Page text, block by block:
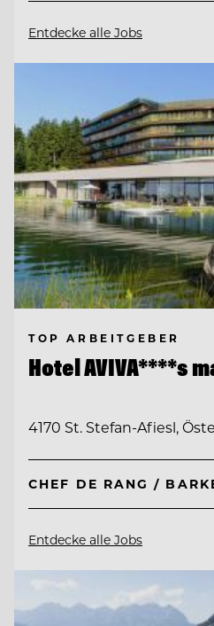
Entdecke alle Jobs
TOP ARBEITGEBER
Hotel AVIVA****s
4170 St. Stefan-Afiesl,
CHEF DE RANG
Entdecke alle Jobs